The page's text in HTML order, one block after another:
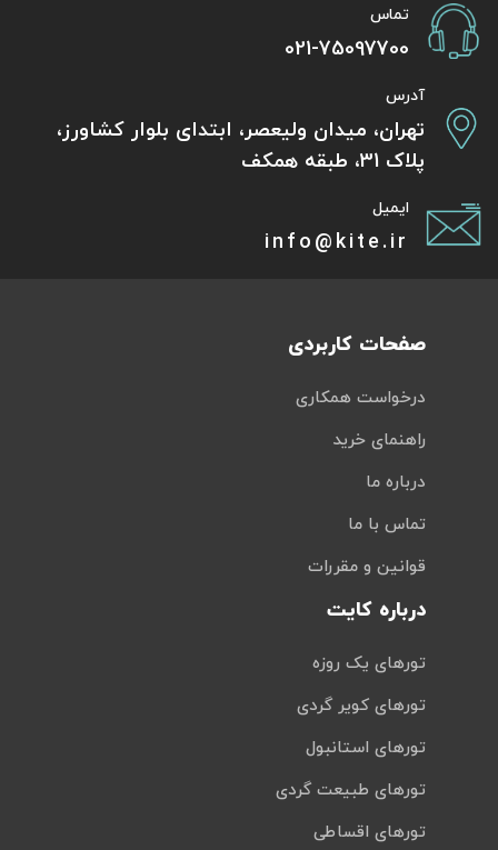
تماس
021-75097700
آدرس
تهران، میدان ولیعصر، ابتدای بلوار کشاورز،
پلاک 31، طبقه همکف
ایمیل
info@kite.ir
صفحات کاربردی
درخواست همکاری
راهنمای خرید
درباره ما
تماس با ما
قوانین و مقررات
درباره کایت
تورهای یک روزه
تورهای کویر گردی
تورهای استانبول
تورهای طبیعت گردی
تورهای اقساطی